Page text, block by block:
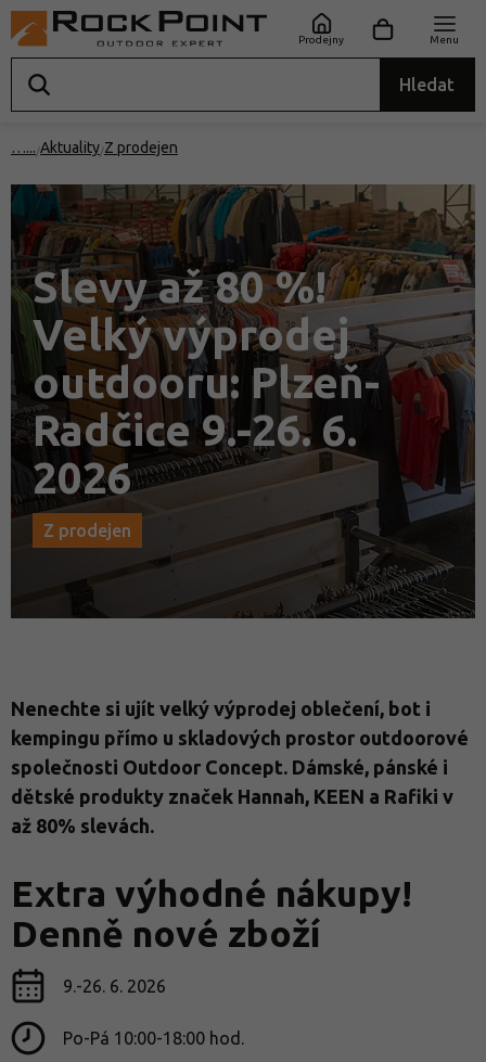
Hledat
Prodejny Menu
… Aktuality Z prodejen
Slevy až 80 %!
Velký výprodej
outdooru: Plzeň-
Radčice 9.-26. 6.
2026
Z prodejen
Nenechte si ujít velký výprodej oblečení, bot i
kempingu přímo u skladových prostor outdoorové
společnosti Outdoor Concept. Dámské, pánské i
dětské produkty značek Hannah, KEEN a Rafiki v
až 80% slevách.
Extra výhodné nákupy!
Denně nové zboží
9.-26. 6. 2026
Po-Pá 10:00-18:00 hod.